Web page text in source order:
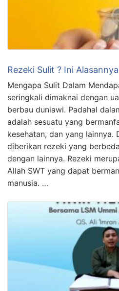
Rezeki Sulit ? Ini Alasannya
Mengapa Sulit Dalam
seringkali dimaknai dengan
berbau duniawi. Padahal
adalah sesuatu yang
kesehatan, dan yang lainnya.
diberikan rezeki yang
dengan lainnya. Rezeki
Allah SWT yang dapat
manusia. …